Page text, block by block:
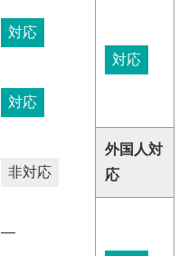
対応
対応
非対応
―
対応
外国人対
応